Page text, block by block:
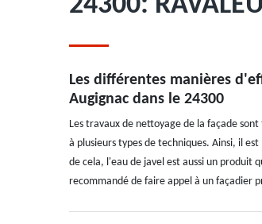
Les différentes manières
Augignac dans le 24300
Les travaux de nettoyage de la façade
à plusieurs types de techniques. Ainsi, il
de cela, l'eau de javel est aussi un produit
recommandé de faire appel à un façadier